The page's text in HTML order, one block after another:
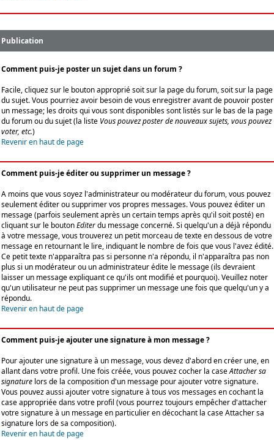
Publication
Comment puis-je poster un sujet dans un forum ?
Facile, cliquez sur le bouton approprié soit sur la page du forum, soit sur la page
du sujet. Vous pourriez avoir besoin de vous enregistrer avant de pouvoir poster
un message; les droits qui vous sont disponibles sont listés sur le bas de la page
du forum ou du sujet (la liste Vous pouvez poster de nouveaux sujets, vous pouvez
voter, etc.)
Revenir en haut de page
Comment puis-je éditer ou supprimer un message ?
A moins que vous soyez l'administrateur ou modérateur du forum, vous pouvez
seulement éditer ou supprimer vos propres messages. Vous pouvez éditer un
message (parfois seulement après un certain temps après qu'il soit posté) en
cliquant sur le boutonEditerdu message concerné. Si quelqu'un a déjà répondu
à votre message, vous trouverez un petit morceau de texte en dessous de votre
message en retournant le lire, indiquant le nombre de fois que vous l'avez édité.
Ce petit texte n'apparaîtra pas si personne n'a répondu, il n'apparaîtra pas non
plus si un modérateur ou un administrateur édite le message (ils devraient
laisser un message expliquant ce qu'ils ont modifié et pourquoi). Veuillez noter
qu'un utilisateur ne peut pas supprimer un message une fois que quelqu'un y a
répondu.
Revenir en haut de page
Comment puis-je ajouter une signature à mon message ?
Pour ajouter une signature à un message, vous devez d'abord en créer une, en
allant dans votre profil. Une fois créée, vous pouvez cocher la caseAttacher sa
signature lors de la composition d'un message pour ajouter votre signature.
Vous pouvez aussi ajouter votre signature à tous vos messages en cochant la
case appropriée dans votre profil (vous pourrez toujours empêcher d'attacher
votre signature à un message en particulier en décochant la case Attacher sa
signature lors de sa composition).
Revenir en haut de page